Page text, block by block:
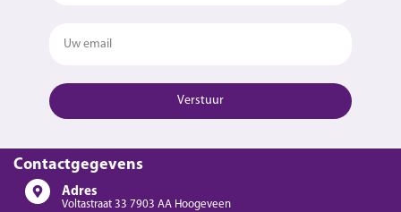
Verstuur
Contactgegevens
Adres
Voltastraat 33 7903 AA Hoogeveen